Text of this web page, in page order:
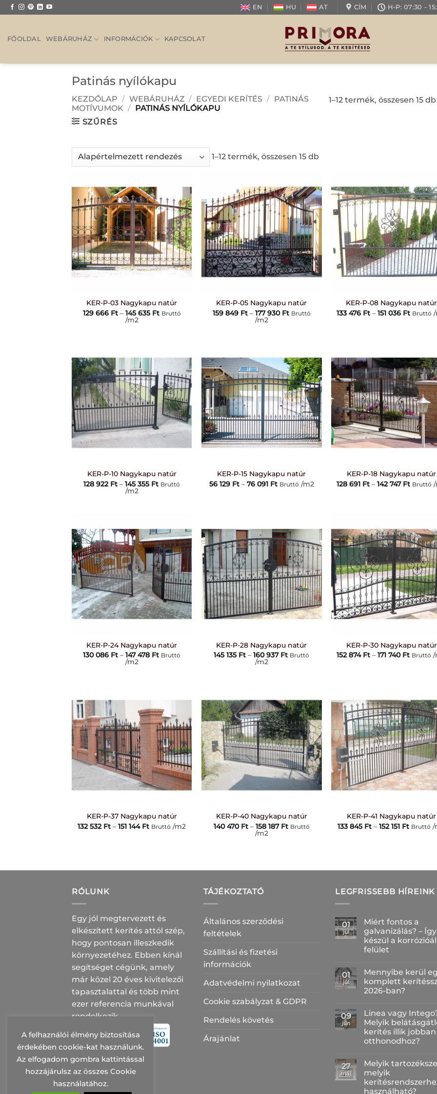
Skip
to
EN HU AT CÍM H-P: 07:30 -
FŐOLDAL WEBÁRUHÁZ INFORMÁCIÓK KAPCSOLAT
Patinás nyílókapu
KEZDŐLAP / WEBÁRUHÁZ / EGYEDI KERÍTÉS / PATINÁS
MOTÍVUMOK / PATINÁS NYÍLÓKAPU
SZŰRÉS
1–12 termék, összesen 15 db
1–12 termék, összesen 15 db
KER-P-03 Nagykapu natúr
129 666 Ft – 145 635 FtÁrtartomány:
Bruttó
/m2
KER-P-05 Nagykapu natúr
159 849 Ft – 177 930 FtÁrtartomány:
Bruttó
/m2
KER-P-08 Nagykapu natúr
133 476 Ft – 151 036 Ft Bruttó
KER-P-10 Nagykapu natúr
128 922 Ft – 145 355 FtÁrtartomány:
Bruttó
/m2
KER-P-15 Nagykapu natúr
56 129 Ft – 76 091 FtÁrtartomány:
Bruttó /m2
KER-P-18 Nagykapu natúr
128 691 Ft – 142 747 Ft Bruttó
KER-P-24 Nagykapu natúr
130 086 Ft – 147 478 FtÁrtartomány:
Bruttó
/m2
KER-P-28 Nagykapu natúr
145 135 Ft – 160 937 FtÁrtartomány:
Bruttó
/m2
KER-P-30 Nagykapu natúr
152 874 Ft – 171 740 Ft Bruttó /
KER-P-37 Nagykapu natúr
132 532 Ft – 151 144 FtÁrtartomány:
Bruttó /m2
KER-P-40 Nagykapu natúr
140 470 Ft – 158 187 FtÁrtartomány:
Bruttó
/m2
KER-P-41 Nagykapu natúr
133 845 Ft – 152 151 Ft Bruttó /
RÓLUNK
Egy jól megtervezett és
elkészített kerítés attól szép,
hogy pontosan illeszkedik
környezetéhez. Ebben kínál
segítséget cégünk, amely
már közel 20 éves kivitelezői
tapasztalattal és több mint
ezer referencia munkával
rendelkezik.
TÁJÉKOZTATÓ
Általános szerződési
feltételek
Szállítási és fizetési
információk
Adatvédelmi nyilatkozat
Cookie szabályzat & GDPR
Rendelés követés
Árajánlat
LEGFRISSEBB HÍREINK
01
júl
Miért fontos a
galvanizálás? – Így
készül a
felület
a(z)
Miért
fontos
a
Így
készül
a
korrózióálló
felület
bejegyzéshez
01
júl
Mennyibe kerül
komplett
2026-ban?
a(z)
Mennyibe
kerül
egy
komplett
kerítésszett
bejegyzéshez
09
jún
Linea vagy
Melyik
kerítés illik jobban
otthonodhoz?
a(z)
Linea
vagy
Intego?
Melyik
27
máj
Melyik
melyik
használható?
A felhaználói élmény biztosítása
érdekében cookie-kat használunk.
Az elfogadom gombra kattintással
hozzájárulsz az összes Cookie
használatához.